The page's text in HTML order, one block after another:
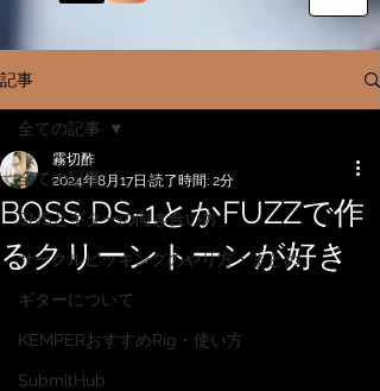
記事
全ての記事
SNSとギターの向き合い方
サークルピッキングのやり方・まとめ
ギターについて
KEMPERおすすめRig・使い方
SubmitHub
全ての記事
BOSS DS-1とかFUZZで作
るクリーントーンが好き
霧切酢
2024年8月17日 読了時間: 2分